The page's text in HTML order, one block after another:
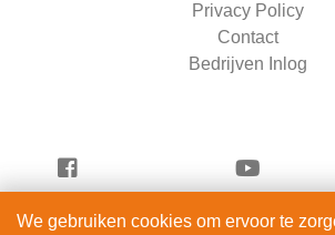
Privacy Policy
Contact
Bedrijven Inlog
We gebruiken cookies om ervoor te